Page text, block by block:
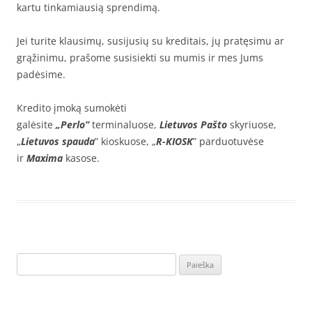
kartu tinkamiausią sprendimą.
Jei turite klausimų, susijusių su kreditais, jų pratęsimu ar
grąžinimu, prašome susisiekti su mumis ir mes Jums
padėsime.
Kredito įmoką sumokėti
galėsite „Perlo”terminaluose, Lietuvos Pašto skyriuose,
„Lietuvos spauda” kioskuose, „R-KIOSK” parduotuvėse
ir Maxima kasose.